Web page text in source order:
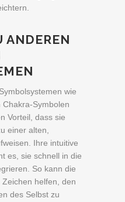
ANDEREN
wie
Symbolen
Vorteil, dass sie
einer alten,
Ihre intuitive
es, sie schnell in die
So kann die
helfen, den
des Selbst zu